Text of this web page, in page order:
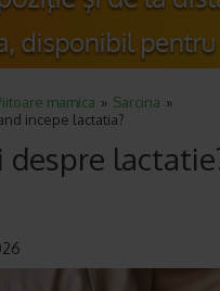
mamica
Sarcina
incepe lactatia?